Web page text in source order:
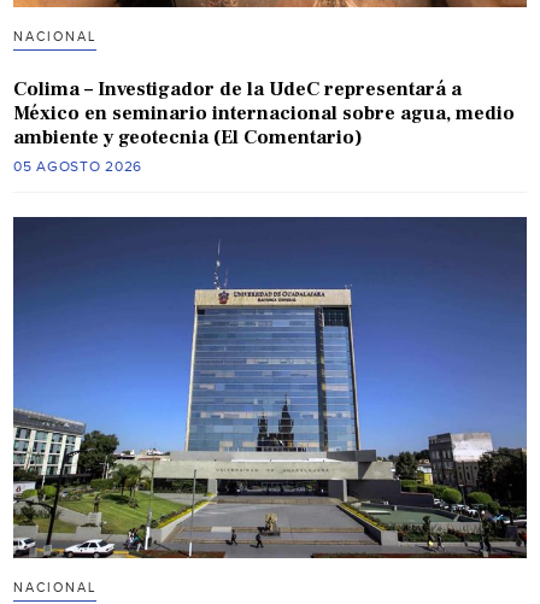
NACIONAL
Colima – Investigador de la UdeC representará a
México en seminario internacional sobre agua, medio
ambiente y geotecnia (El Comentario)
05 AGOSTO 2026
NACIONAL